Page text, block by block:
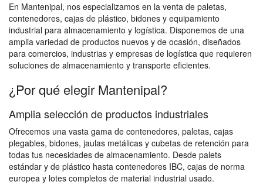
En Mantenipal, nos especializamos en la venta de paletas,
contenedores, cajas de plástico, bidones y equipamiento
industrial para almacenamiento y logística. Disponemos de una
amplia variedad de productos nuevos y de ocasión, diseñados
para comercios, industrias y empresas de logística que requieren
soluciones de almacenamiento y transporte eficientes.
¿Por qué elegir Mantenipal?
Amplia selección de productos industriales
Ofrecemos una vasta gama de contenedores, paletas, cajas
plegables, bidones, jaulas metálicas y cubetas de retención para
todas tus necesidades de almacenamiento. Desde palets
estándar y de plástico hasta contenedores IBC, cajas de norma
europea y lotes completos de material industrial usado.